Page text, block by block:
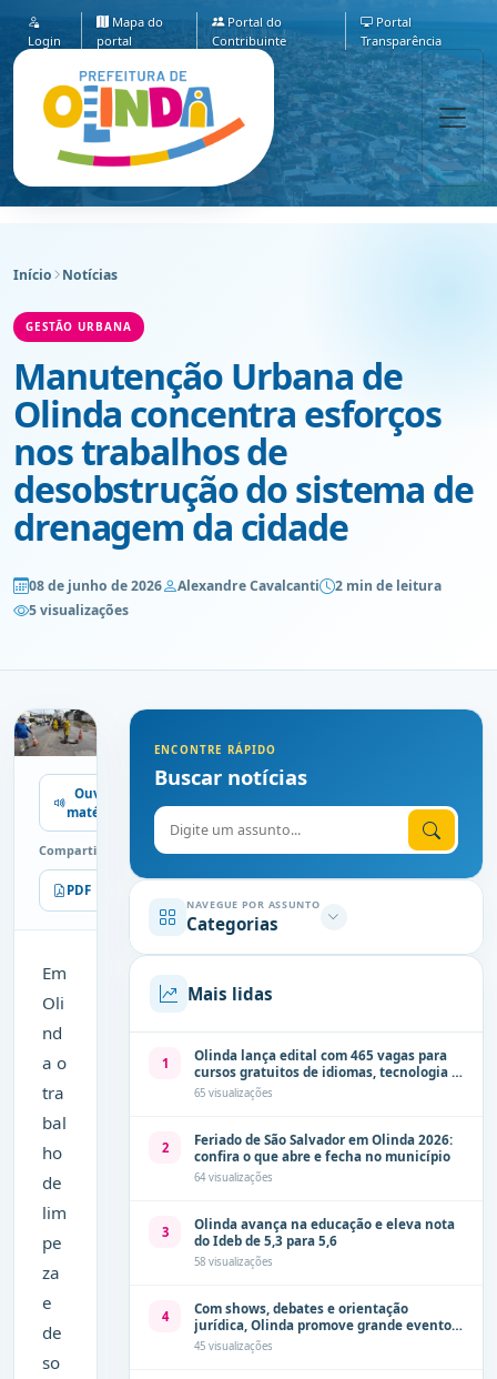
Login
Mapa do
portal
Portal do
Contribuinte
Portal
Transparência
Início Notícias
GESTÃO URBANA
Manutenção Urbana de
Olinda concentra esforços
nos trabalhos de
desobstrução do sistema de
drenagem da cidade
08 de junho de 2026 Alexandre Cavalcanti
2 min de leitura
5 visualizações
Ouvir
matéria
Compartilhe
PDF Imprimir
Em
Oli
nd
a o
tra
bal
ho
de
lim
pe
za
e
de
so
ENCONTRE RÁPIDO
Buscar notícias
Digite o assunto
NAVEGUE POR ASSUNTO
Categorias
Mais lidas
1
Olinda lança edital com 465 vagas para
cursos gratuitos de idiomas, tecnologia e
comunicação
65 visualizações
2
Feriado de São Salvador em Olinda 2026:
confira o que abre e fecha no município
64 visualizações
3
Olinda avança na educação e eleva nota
do Ideb de 5,3 para 5,6
58 visualizações
4
Com shows, debates e orientação
jurídica, Olinda promove grande evento
de combate à violência contra a mulher
neste sábado (8)
45 visualizações